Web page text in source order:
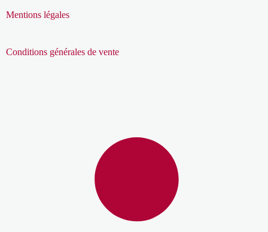
Mentions légales
Conditions générales de vente